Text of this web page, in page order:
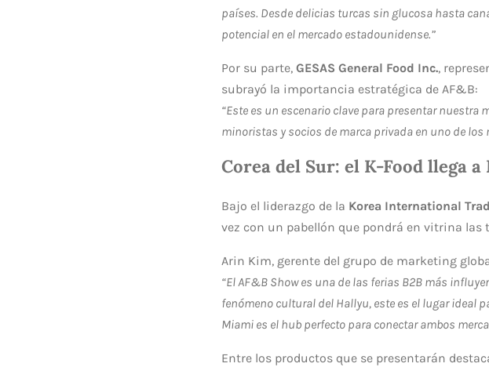
países. Desde delicias turcas sin glucosa hasta
potencial en el mercado estadounidense.”
Por su parte, GESAS General Food Inc.,
subrayó la importancia estratégica de AF&B:
“Este es un escenario clave para presentar
minoristas y socios de marca privada en uno de
Corea del Sur: el K-Food llega
Bajo el liderazgo de la Korea International
vez con un pabellón que pondrá en vitrina las
Arin Kim, gerente del grupo de marketing
“El AF&B Show es una de las ferias B2B más
fenómeno cultural del Hallyu, este es el lugar ideal
Miami es el hub perfecto para conectar ambos
Entre los productos que se presentarán